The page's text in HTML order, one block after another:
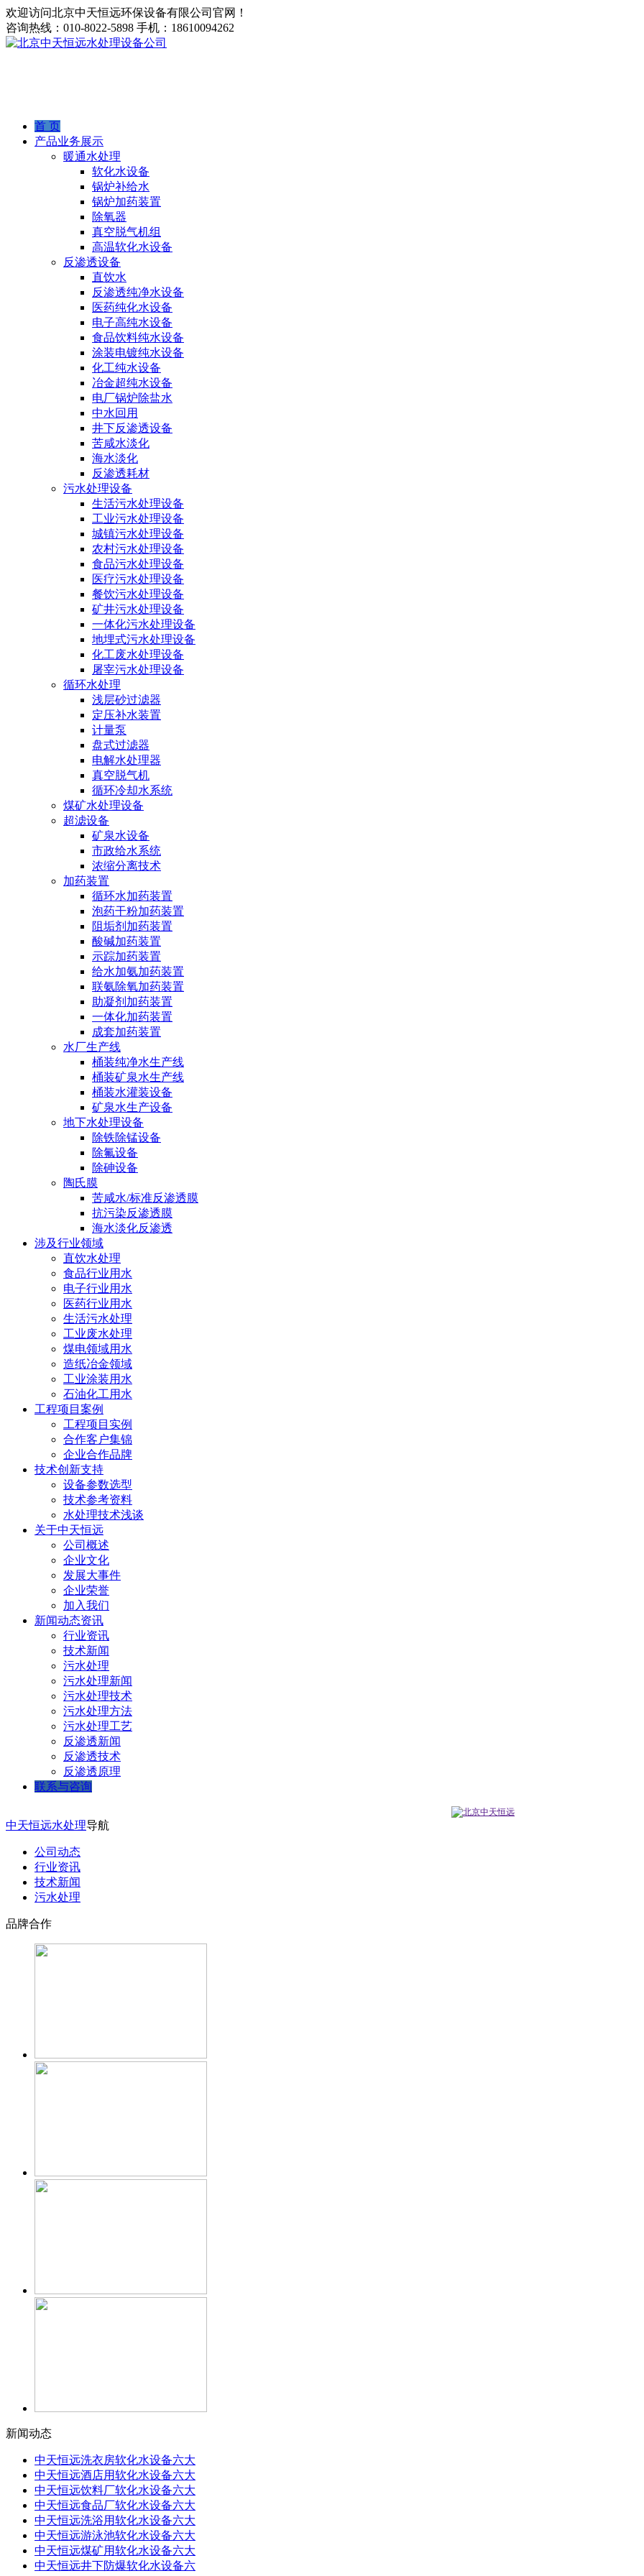
欢迎访问北京中天恒远环保设备有限公司官网！
咨询热线： 010-8022-5898 手机： 18610094262
首 页
产品业务展示
暖通水处理
软化水设备
锅炉补给水
锅炉加药装置
除氧器
真空脱气机组
高温软化水设备
反渗透设备
直饮水
反渗透纯净水设备
医药纯化水设备
电子高纯水设备
食品饮料纯水设备
涂装电镀纯水设备
化工纯水设备
冶金超纯水设备
电厂锅炉除盐水
中水回用
井下反渗透设备
苦咸水淡化
海水淡化
反渗透耗材
污水处理设备
生活污水处理设备
工业污水处理设备
城镇污水处理设备
农村污水处理设备
食品污水处理设备
医疗污水处理设备
餐饮污水处理设备
矿井污水处理设备
一体化污水处理设备
地埋式污水处理设备
化工废水处理设备
屠宰污水处理设备
循环水处理
浅层砂过滤器
定压补水装置
计量泵
盘式过滤器
电解水处理器
真空脱气机
循环冷却水系统
煤矿水处理设备
超滤设备
矿泉水设备
市政给水系统
浓缩分离技术
加药装置
循环水加药装置
泡药干粉加药装置
阻垢剂加药装置
酸碱加药装置
示踪加药装置
给水加氨加药装置
联氨除氧加药装置
助凝剂加药装置
一体化加药装置
成套加药装置
水厂生产线
桶装纯净水生产线
桶装矿泉水生产线
桶装水灌装设备
矿泉水生产设备
地下水处理设备
除铁除锰设备
除氟设备
除砷设备
陶氏膜
苦咸水/标准反渗透膜
抗污染反渗透膜
海水淡化反渗透
涉及行业领域
直饮水处理
食品行业用水
电子行业用水
医药行业用水
生活污水处理
工业废水处理
煤电领域用水
造纸冶金领域
工业涂装用水
石油化工用水
工程项目案例
工程项目实例
合作客户集锦
企业合作品牌
技术创新支持
设备参数选型
技术参考资料
水处理技术浅谈
关于中天恒远
公司概述
企业文化
发展大事件
企业荣誉
加入我们
新闻动态资讯
行业资讯
技术新闻
污水处理
污水处理新闻
污水处理技术
污水处理方法
污水处理工艺
反渗透新闻
反渗透技术
反渗透原理
联系与咨询
中天恒远水处理导航
公司动态
行业资讯
技术新闻
污水处理
品牌合作
新闻动态
中天恒远洗衣房软化水设备六大
中天恒远酒店用软化水设备六大
中天恒远饮料厂软化水设备六大
中天恒远食品厂软化水设备六大
中天恒远洗浴用软化水设备六大
中天恒远游泳池软化水设备六大
中天恒远煤矿用软化水设备六大
中天恒远井下防爆软化水设备六